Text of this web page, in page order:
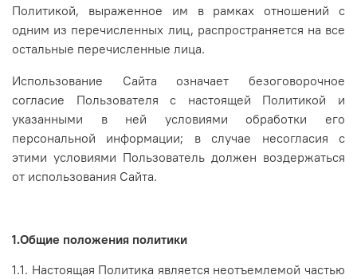
Политикой, выраженное им в рамках отношений с
одним из перечисленных лиц, распространяется на все
остальные перечисленные лица.
Использование Сайта означает безоговорочное
согласие Пользователя с настоящей Политикой и
указанными в ней условиями обработки его
персональной информации; в случае несогласия с
этими условиями Пользователь должен воздержаться
от использования Сайта.
1.Общие положения политики
1.1. Настоящая Политика является неотъемлемой частью